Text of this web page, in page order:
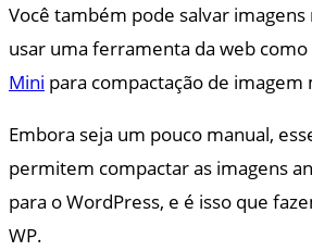
Você também pode salvar
usar uma ferramenta da web como
Mini para compactação de imagem
Embora seja um pouco manual,
permitem compactar as imagens
para o WordPress, e é isso que
WP.